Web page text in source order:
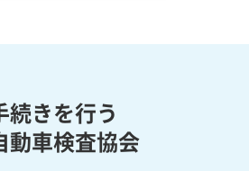
続きを行う
動車検査協会